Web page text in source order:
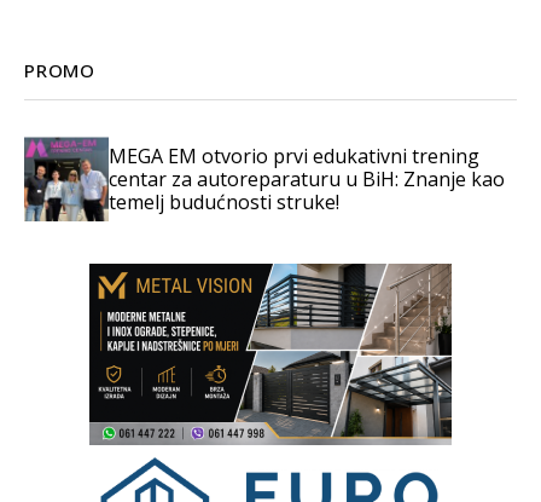
PROMO
MEGA EM otvorio prvi edukativni trening
centar za autoreparaturu u BiH: Znanje kao
temelj budućnosti struke!